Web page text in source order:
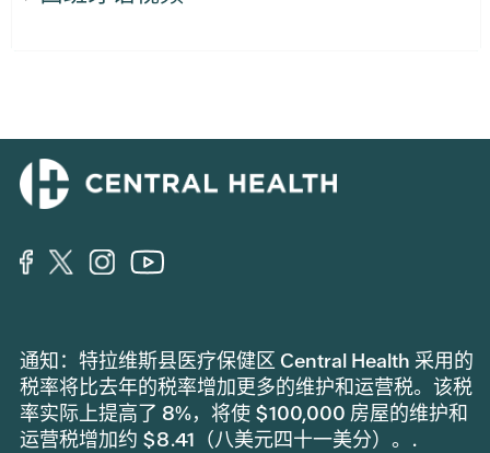
通知：特拉维斯县医疗保健区 Central Health 采用的
税率将比去年的税率增加更多的维护和运营税。该税
率实际上提高了 8%，将使 $100,000 房屋的维护和
运营税增加约 $8.41（八美元四十一美分）。.